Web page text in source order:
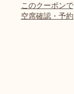
このクーポンで
空席確認・予約